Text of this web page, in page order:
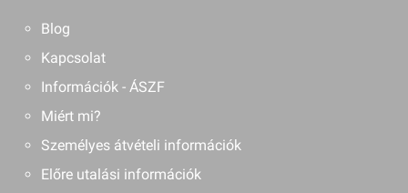
Blog
Kapcsolat
Információk - ÁSZF
Miért mi?
Személyes átvételi információk
Előre utalási információk